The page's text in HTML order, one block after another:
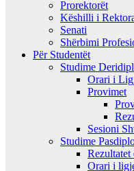
Prorektorët
Këshilli i
Senati
Shërbimi
Për Studentët
Studime
Orari i
Provimet
Sesioni
Studime
Rezultatet
Orari i